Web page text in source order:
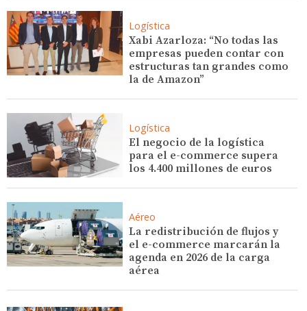
Logística
Xabi Azarloza: “No todas las
empresas pueden contar con
estructuras tan grandes como
la de Amazon”
Logística
El negocio de la logística
para el e-commerce supera
los 4.400 millones de euros
Aéreo
La redistribución de flujos y
el e-commerce marcarán la
agenda en 2026 de la carga
aérea